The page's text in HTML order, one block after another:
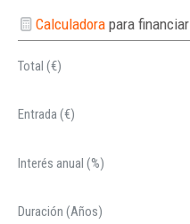
Calculadorapara financiar
Total (€)
Entrada (€)
Interés anual (%)
Duración (Años)